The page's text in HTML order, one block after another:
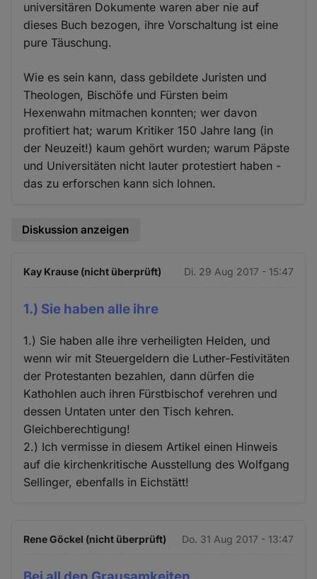
universitären Dokumente waren aber nie auf
dieses Buch bezogen, ihre Vorschaltung ist eine
pure Täuschung.
Wie es sein kann, dass gebildete Juristen und
Theologen, Bischöfe und Fürsten beim
Hexenwahn mitmachen konnten; wer davon
profitiert hat; warum Kritiker 150 Jahre lang (in
der Neuzeit!) kaum gehört wurden; warum Päpste
und Universitäten nicht lauter protestiert haben -
das zu erforschen kann sich lohnen.
Diskussion anzeigen
Kay Krause (nicht überprüft) Di. 29 Aug 2017 - 15:47
1.) Sie haben alle ihre
1.) Sie haben alle ihre verheiligten Helden, und
wenn wir mit Steuergeldern die Luther-Festivitäten
der Protestanten bezahlen, dann dürfen die
Kathohlen auch ihren Fürstbischof verehren und
dessen Untaten unter den Tisch kehren.
Gleichberechtigung!
2.) Ich vermisse in diesem Artikel einen Hinweis
auf die kirchenkritische Ausstellung des Wolfgang
Sellinger, ebenfalls in Eichstätt!
Rene Göckel (nicht überprüft) Do. 31 Aug 2017 - 13:47